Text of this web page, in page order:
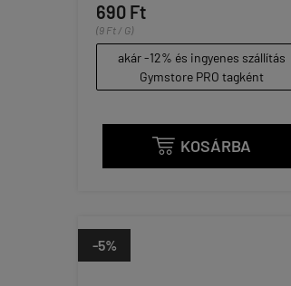
690 Ft
(9 Ft / G)
akár -12% és ingyenes szállítás
Gymstore PRO tagként
 KOSÁRBA
-5%